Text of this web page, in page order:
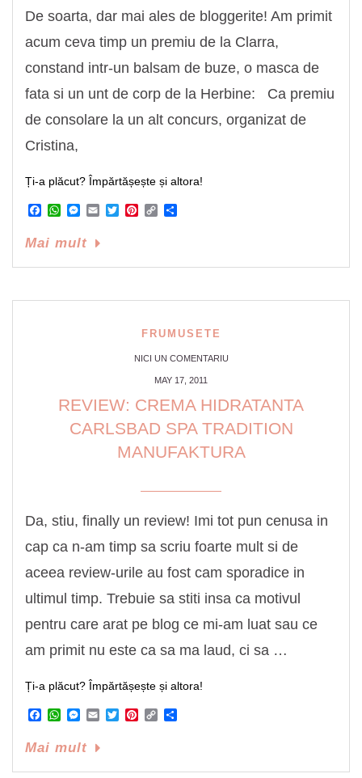
De soarta, dar mai ales de bloggerite! Am primit
acum ceva timp un premiu de la Clarra,
constand intr-un balsam de buze, o masca de
fata si un unt de corp de la Herbine: Ca premiu
de consolare la un alt concurs, organizat de
Cristina,
Ți-a plăcut? Împărtășește și altora!
Facebook
WhatsApp
Messenger
EmailTwitterPinterest
Copy
Mai mult
FRUMUSETE
NICI UN COMENTARIU
MAY 17, 2011
REVIEW: CREMA HIDRATANTA
CARLSBAD SPA TRADITION
MANUFAKTURA
Da, stiu, finally un review! Imi tot pun cenusa in
cap ca n-am timp sa scriu foarte mult si de
aceea review-urile au fost cam sporadice in
ultimul timp. Trebuie sa stiti insa ca motivul
pentru care arat pe blog ce mi-am luat sau ce
am primit nu este ca sa ma laud, ci sa …
Ți-a plăcut? Împărtășește și altora!
Facebook
WhatsApp
Messenger
EmailTwitterPinterest
Copy
Mai mult